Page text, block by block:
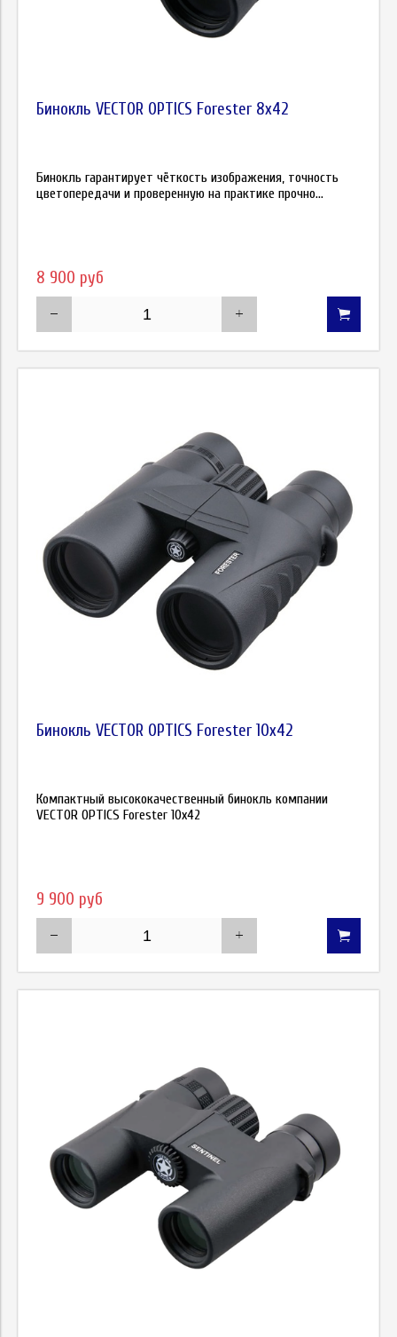
Бинокль VECTOR OPTICS Forester 8x42
Бинокль гарантирует чёткость изображения, точность
цветопередачи и проверенную на практике прочно...
8 900 руб
Бинокль VECTOR OPTICS Forester 10x42
Компактный высококачественный бинокль компании
VECTOR OPTICS Forester 10x42
9 900 руб